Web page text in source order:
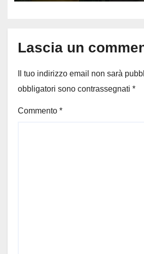
Lascia un
Il tuo indirizzo email non sarà
obbligatori sono contrassegnati *
Commento *